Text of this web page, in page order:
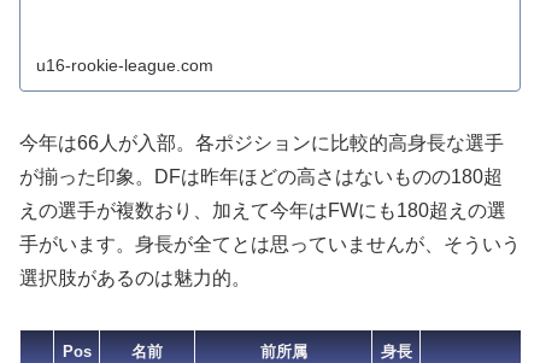
u16-rookie-league.com
今年は66人が入部。各ポジションに比較的高身長な選手
が揃った印象。DFは昨年ほどの高さはないものの180超
えの選手が複数おり、加えて今年はFWにも180超えの選
手がいます。身長が全てとは思っていませんが、そういう
選択肢があるのは魅力的。
Pos 名前 前所属 身長